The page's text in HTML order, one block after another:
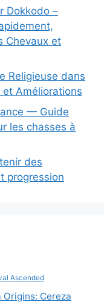
Dokkodo –
Chevaux et
Religieuse dans
Améliorations
— Guide
les chasses à
des
progression
Ascended
Cereza